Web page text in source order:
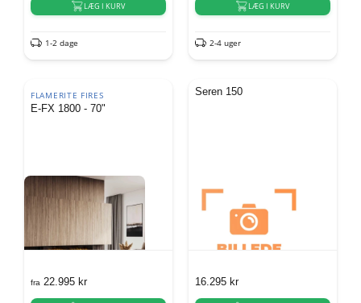
LÆG I KURV
1-2 dage
LÆG I KURV
2-4 uger
FLAMERITE FIRES
E-FX 1800 - 70"
fra 22.995 kr
Seren 150
16.295 kr